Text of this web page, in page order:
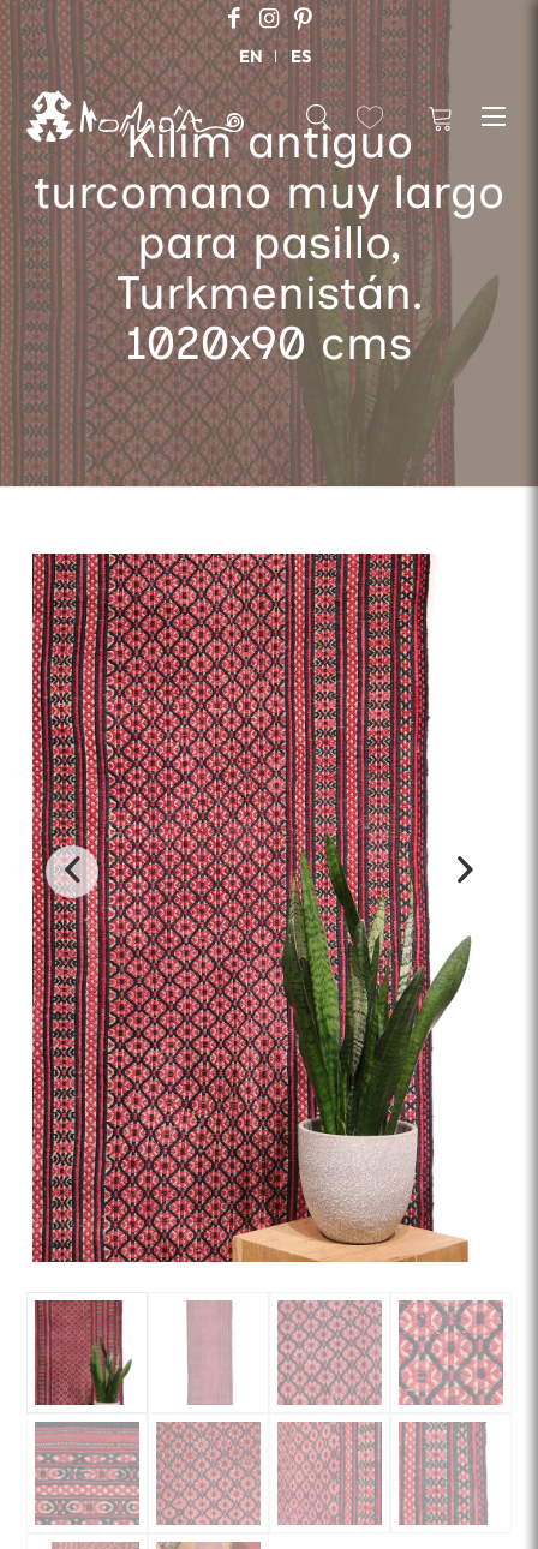
EN ES
Kilim antiguo
turcomano muy largo
para pasillo,
Turkmenistán.
1020x90 cms